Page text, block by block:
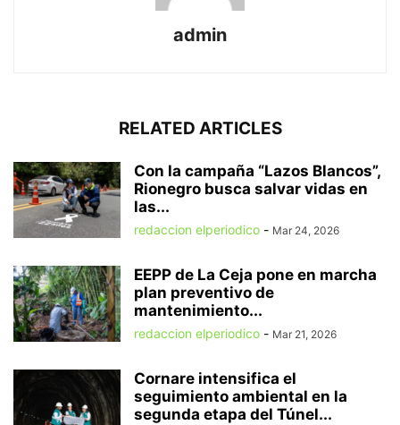
admin
RELATED ARTICLES
Con la campaña “Lazos Blancos”,
Rionegro busca salvar vidas en
las...
redaccion elperiodico - Mar 24, 2026
EEPP de La Ceja pone en marcha
plan preventivo de
mantenimiento...
redaccion elperiodico - Mar 21, 2026
Cornare intensifica el
seguimiento ambiental en la
segunda etapa del Túnel...